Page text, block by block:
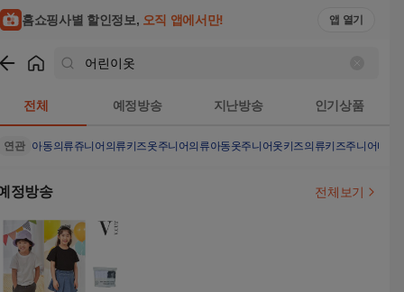
홈쇼핑사별 할인정보, 오직 앱에서만! 앱 열기
전체 예정방송 지난방송 인기상품
연관 아동의류쥬니어의류키즈옷주니어의류아동옷주니어옷키즈의류키즈주니어티셔
정방송 전체보기